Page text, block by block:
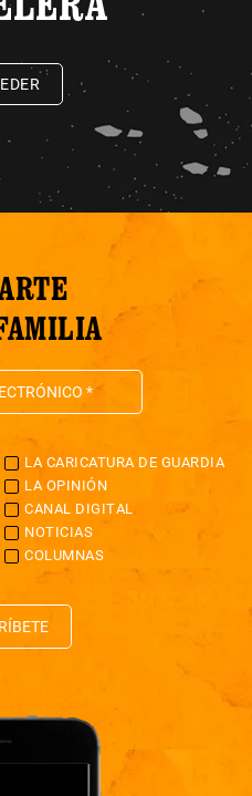
LA CARICATURA DE GUARDIA
LA OPINIÓN
CANAL DIGITAL
NOTICIAS
COLUMNAS